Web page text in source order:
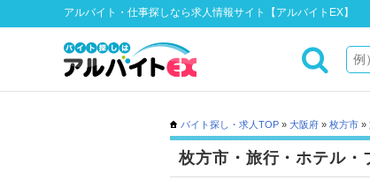
アルバイト・仕事探しなら求人情報サイト【アルバイトEX】
バイト探し・求人TOP » 大阪府 » 枚方市 »
枚方市・旅行・ホテル・